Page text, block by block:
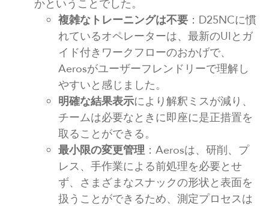
かということでした。
複雑なトレーニングは不要 ：D25NCに慣
れているオペレーターは、最新のUIとガ
イド付きワークフローのおかげで、
Aerosがユーザーフレンドリーで理解し
やすいと感じました。
明確な結果表示により解釈ミスが減り、
チームは必要なときに即座に是正措置を
取ることができる。
最小限の変更管理 ：Aerosは、研削、プ
レス、手作業による前処理を必要とせ
ず、さまざまなスナックの形状と表面を
扱うことができるため、測定プロセスは